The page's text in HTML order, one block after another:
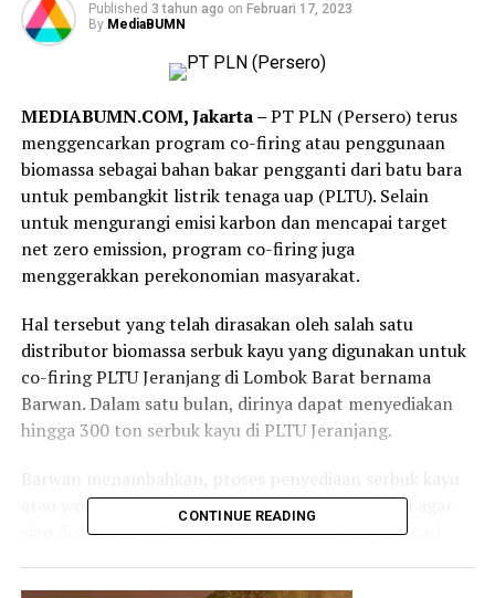
Published 3 tahun ago on Februari 17, 2023
By MediaBUMN
MEDIABUMN.COM, Jakarta –PT PLN (Persero) terus
menggencarkan program co-firing atau penggunaan
biomassa sebagai bahan bakar pengganti dari batu bara
untuk pembangkit listrik tenaga uap (PLTU). Selain
untuk mengurangi emisi karbon dan mencapai target
net zero emission, program co-firing juga
menggerakkan perekonomian masyarakat.
Hal tersebut yang telah dirasakan oleh salah satu
distributor biomassa serbuk kayu yang digunakan untuk
co-firing PLTU Jeranjang di Lombok Barat bernama
Barwan. Dalam satu bulan, dirinya dapat menyediakan
hingga 300 ton serbuk kayu di PLTU Jeranjang.
atau woodchip harus melewati beberapa tahapan agar
siap digunakan untuk co-firing. Dimulai dari mencari
kemudian dikarungi dan dibawa ke penampungan
CONTINUE READING